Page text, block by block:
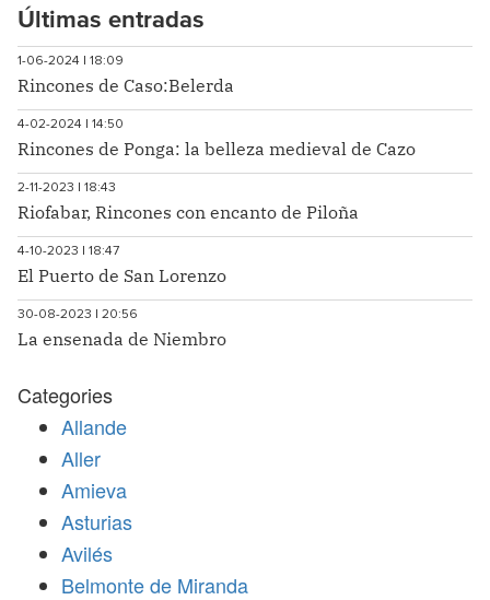
Últimas entradas
1-06-2024 | 18:09
Rincones de Caso:Belerda
4-02-2024 | 14:50
Rincones de Ponga: la belleza medieval de Cazo
2-11-2023 | 18:43
Riofabar, Rincones con encanto de Piloña
4-10-2023 | 18:47
El Puerto de San Lorenzo
30-08-2023 | 20:56
La ensenada de Niembro
Categories
Allande
Aller
Amieva
Asturias
Avilés
Belmonte de Miranda